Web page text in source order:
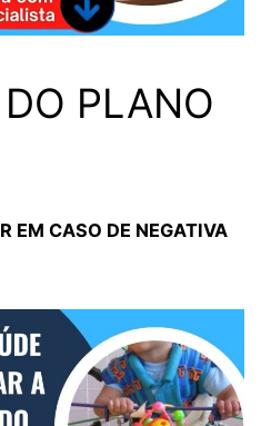
PLANO
EM CASO DE NEGATIVA